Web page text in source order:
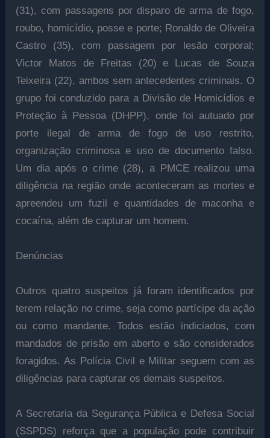
(31), com passagens por disparo de arma de fogo,
roubo, homicídio, posse e porte; Ronaldo de Oliveira
Castro (35), com passagem por lesão corporal;
Victor Matos de Freitas (20) e Lucas de Souza
Teixeira (22), ambos sem antecedentes criminais. O
grupo foi conduzido para a Divisão de Homicídios e
Proteção à Pessoa (DHPP), onde foi autuado por
porte ilegal de arma de fogo de uso restrito,
organização criminosa e uso de documento falso.
Um dia após o crime (28), a PMCE realizou uma
diligência na região onde aconteceram as mortes e
apreendeu um fuzil e quantidades de maconha e
cocaína, além de capturar um homem.
Denúncias
Outros quatro suspeitos já foram identificados por
terem relação no crime, seja como partícipe da ação
ou como mandante. Todos estão indiciados, com
mandados de prisão em aberto e são considerados
foragidos. As Polícia Civil e Militar seguem com as
diligências para capturar os demais suspeitos.
A Secretaria da Segurança Pública e Defesa Social
(SSPDS) reforça que a população pode contribuir